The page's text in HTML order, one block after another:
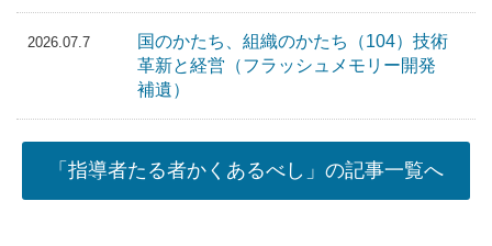
2026.07.7
国のかたち、組織のかたち（104）技術
革新と経営（フラッシュメモリー開発
補遺）
「指導者たる者かくあるべし」の記事一覧へ